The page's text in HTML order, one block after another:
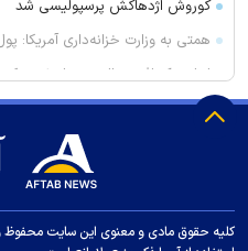
کوروش اژدهاکش پرسپولیسی شد
همتی به وزارت خزانه‌داری
لبنان یک افسر عالی رتبه ارتش
سرمایه‌گذاری ۱.۳ میلیارد دلاری امارات برای توسعه ناوگان نفت و گاز
پزشکیان: بهترین زمان برای
با این شام خوشمزه کلسترول بد خود
تفاهم‌نامه همکاری شورای شهر و
فریب این دارو‌ها را نخورید باعث
کلیه حقوق مادی و معنوی این سایت محفوظ